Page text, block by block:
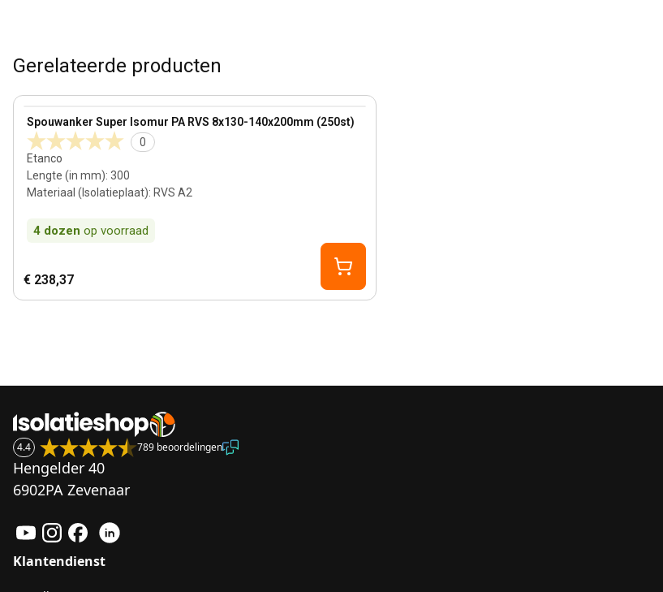
Gerelateerde producten
Spouwanker Super Isomur PA RVS 8x130-140x200mm (250st)
0
Etanco
Lengte (in mm): 300
Materiaal (Isolatieplaat): RVS A2
4 dozen op voorraad
View product
€ 238,37
4.4 789 beoordelingen
Hengelder 40
6902PA Zevenaar
Klantendienst